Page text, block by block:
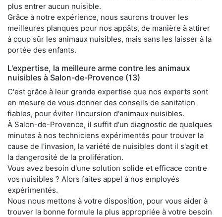
plus entrer aucun nuisible.
Grâce à notre expérience, nous saurons trouver les
meilleures planques pour nos appâts, de manière à attirer
à coup sûr les animaux nuisibles, mais sans les laisser à la
portée des enfants.
L'expertise, la meilleure arme contre les animaux
nuisibles à Salon-de-Provence (13)
C'est grâce à leur grande expertise que nos experts sont
en mesure de vous donner des conseils de sanitation
fiables, pour éviter l'incursion d'animaux nuisibles.
À Salon-de-Provence, il suffit d'un diagnostic de quelques
minutes à nos techniciens expérimentés pour trouver la
cause de l'invasion, la variété de nuisibles dont il s'agit et
la dangerosité de la prolifération.
Vous avez besoin d'une solution solide et efficace contre
vos nuisibles ? Alors faites appel à nos employés
expérimentés.
Nous nous mettons à votre disposition, pour vous aider à
trouver la bonne formule la plus appropriée à votre besoin